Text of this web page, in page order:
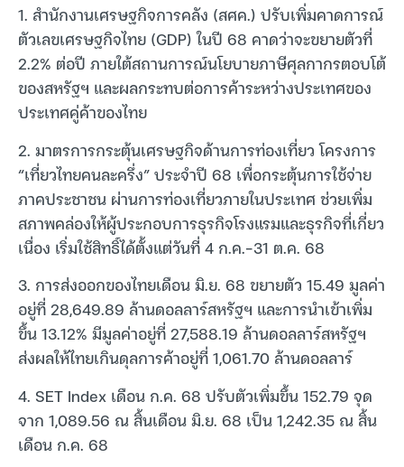
1. สำนักงานเศรษฐกิจการคลัง (สศค.) ปรับเพิ่มคาดการณ์
ตัวเลขเศรษฐกิจไทย (GDP) ในปี 68 คาดว่าจะขยายตัวที่
2.2% ต่อปี ภายใต้สถานการณ์นโยบายภาษีศุลกากรตอบโต้
ของสหรัฐฯ และผลกระทบต่อการค้าระหว่างประเทศของ
ประเทศคู่ค้าของไทย
2. มาตรการกระตุ้นเศรษฐกิจด้านการท่องเที่ยว โครงการ
“เที่ยวไทยคนละครึ่ง” ประจำปี 68 เพื่อกระตุ้นการใช้จ่าย
ภาคประชาชน ผ่านการท่องเที่ยวภายในประเทศ ช่วยเพิ่ม
สภาพคล่องให้ผู้ประกอบการธุรกิจโรงแรมและธุรกิจที่เกี่ยว
เนื่อง เริ่มใช้สิทธิ์ได้ตั้งแต่วันที่ 4 ก.ค.-31 ต.ค. 68
3. การส่งออกของไทยเดือน มิ.ย. 68 ขยายตัว 15.49 มูลค่า
อยู่ที่ 28,649.89 ล้านดอลลาร์สหรัฐฯ และการนำเข้าเพิ่ม
ขึ้น 13.12% มีมูลค่าอยู่ที่ 27,588.19 ล้านดอลลาร์สหรัฐฯ
ส่งผลให้ไทยเกินดุลการค้าอยู่ที่ 1,061.70 ล้านดอลลาร์
4. SET Index เดือน ก.ค. 68 ปรับตัวเพิ่มขึ้น 152.79 จุด
จาก 1,089.56 ณ สิ้นเดือน มิ.ย. 68 เป็น 1,242.35 ณ สิ้น
เดือน ก.ค. 68